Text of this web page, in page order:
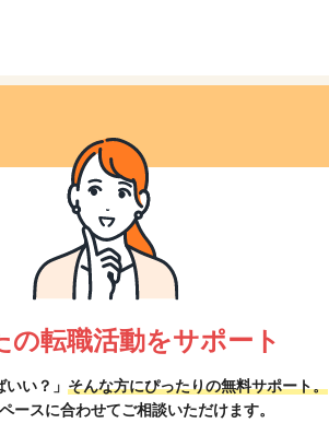
の転職活動をサポート
いい？」 そんな方にぴったりの無料サポート。
ースに合わせてご相談いただけます。